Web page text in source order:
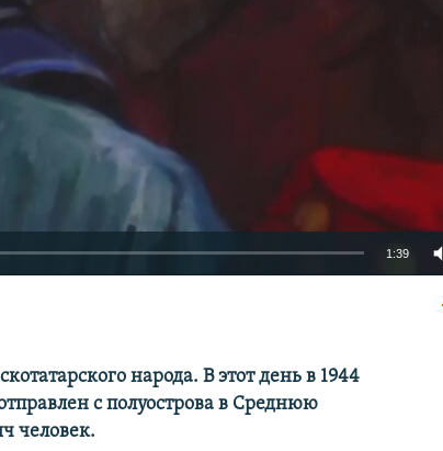
1:39
народа. В этот день в 1944
с полуострова в Среднюю
человек.